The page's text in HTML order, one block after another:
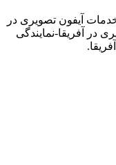
آیفون تصویری در
در آفریقا-نمایندگی